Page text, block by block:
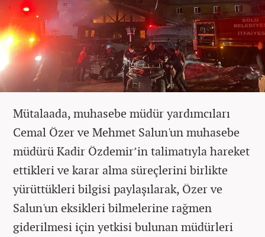
Mütalaada, muhasebe müdür yardımcıları
Cemal Özer ve Mehmet Salun'un muhasebe
müdürü Kadir Özdemir’in talimatıyla hareket
ettikleri ve karar alma süreçlerini birlikte
yürüttükleri bilgisi paylaşılarak, Özer ve
Salun'un eksikleri bilmelerine rağmen
giderilmesi için yetkisi bulunan müdürleri